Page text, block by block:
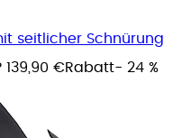
seitlicher Schnürung
139,90 €Rabatt- 24 %